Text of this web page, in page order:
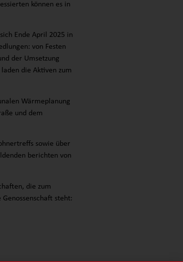
können es in
Ende April 2025 in
von Festen
der Umsetzung
die Aktiven zum
Wärmeplanung
und dem
sowie über
berichten von
die zum
steht: